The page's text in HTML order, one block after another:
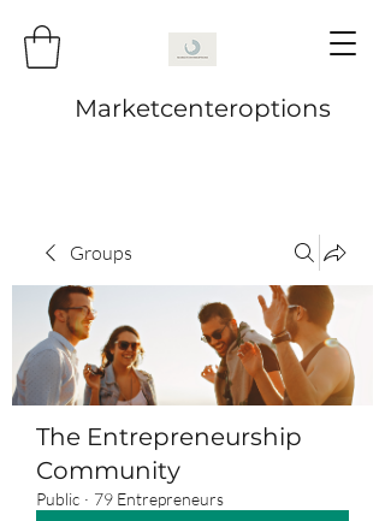
Marketcenteroptions
Groups
The Entrepreneurship
Community
Public · 79 Entrepreneurs